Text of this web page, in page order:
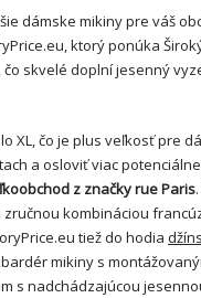
dámske mikiny pre váš
ktorý ponúka
skvelé doplní jesenný
XL, čo je plus veľkosť pre
a osloviť viac
z značky rue Paris
kombináciou
tiež do hodia
mikiny s
s nadchádzajúcou